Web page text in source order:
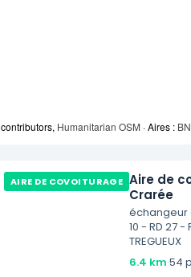
contributors, Humanitarian OSM · Aires :
AIRE DE COVOITURAGE Aire de
Crarée
échangeur
10 - RD 27 -
TREGUEUX
6.4 km·54